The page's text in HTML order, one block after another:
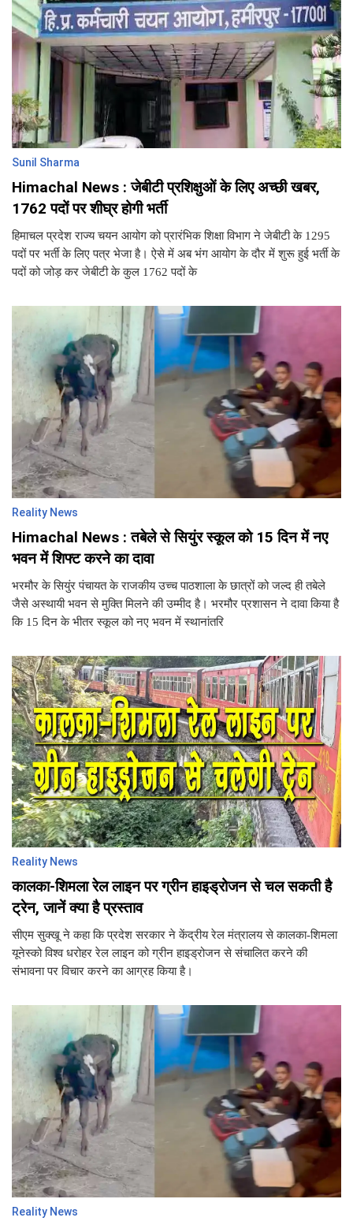
Sunil Sharma
Himachal News : जेबीटी प्रशिक्षुओं के लिए अच्छी खबर,
1762 पदों पर शीघ्र होगी भर्ती
हिमाचल प्रदेश राज्य चयन आयोग को प्रारंभिक शिक्षा विभाग ने जेबीटी के 1295
पदों पर भर्ती के लिए पत्र भेजा है। ऐसे में अब भंग आयोग के दौर में शुरू हुई भर्ती के
पदों को जोड़ कर जेबीटी के कुल 1762 पदों के
Reality News
Himachal News : तबेले से सियुंर स्कूल को 15 दिन में नए
भवन में शिफ्ट करने का दावा
भरमौर के सियुंर पंचायत के राजकीय उच्च पाठशाला के छात्रों को जल्द ही तबेले
जैसे अस्थायी भवन से मुक्ति मिलने की उम्मीद है। भरमौर प्रशासन ने दावा किया है
कि 15 दिन के भीतर स्कूल को नए भवन में स्थानांतरि
Reality News
कालका-शिमला रेल लाइन पर ग्रीन हाइड्रोजन से चल सकती है
ट्रेन, जानें क्या है प्रस्ताव
सीएम सुक्खू ने कहा कि प्रदेश सरकार ने केंद्रीय रेल मंत्रालय से कालका-शिमला
यूनेस्को विश्व धरोहर रेल लाइन को ग्रीन हाइड्रोजन से संचालित करने की
संभावना पर विचार करने का आग्रह किया है।
Reality News